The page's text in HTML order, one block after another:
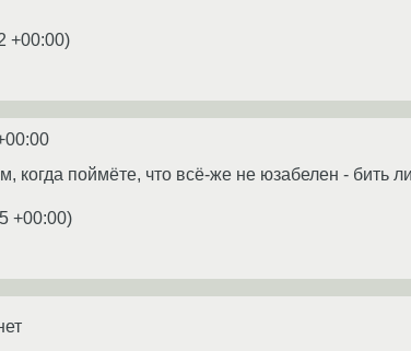
+00:00)
когда поймёте, что всё-же не юзабелен - бить
+00:00)